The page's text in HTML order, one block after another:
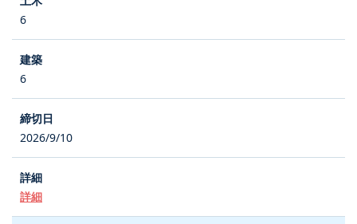
6
6
2026/9/10
詳細